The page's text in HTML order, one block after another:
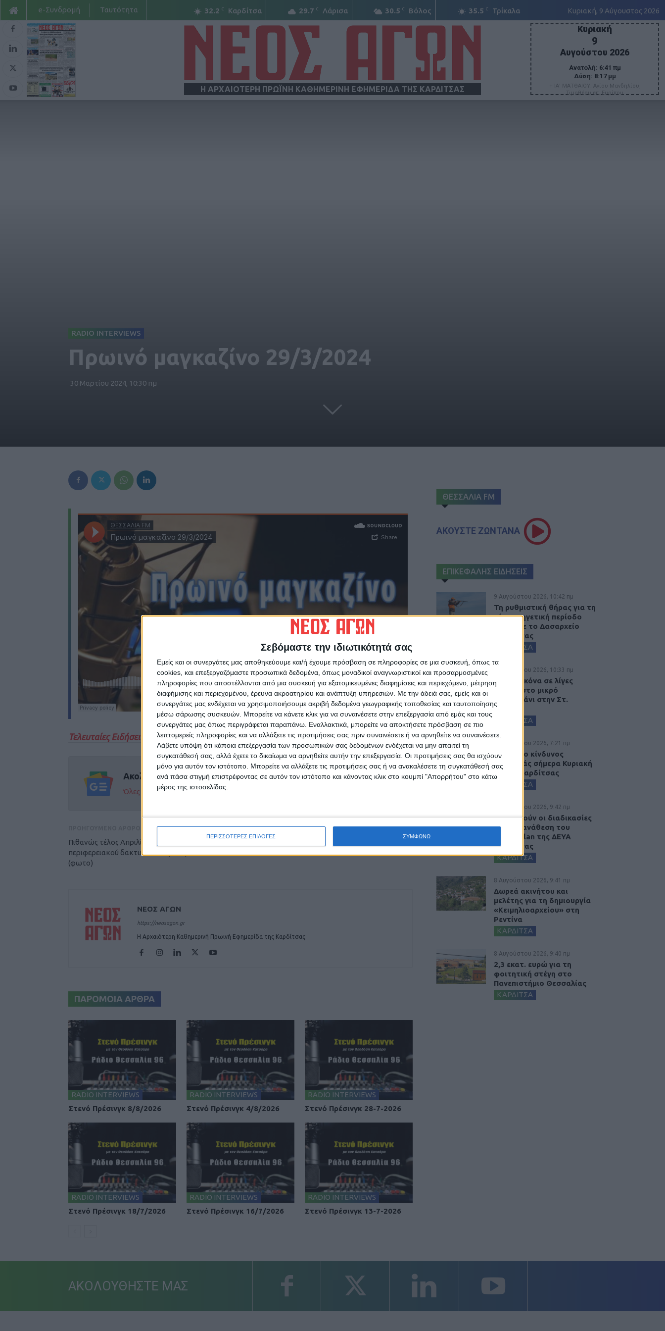
Σεβόμαστε την ιδιωτικότητά σας
Εμείς και οι συνεργάτες μας αποθηκεύουμε και/ή έχουμε πρόσβαση σε πληροφορίες σε μια συσκευή, όπως τα
cookies, και επεξεργαζόμαστε προσωπικά δεδομένα, όπως μοναδικοί αναγνωριστικοί και προσαρμοσμένες
πληροφορίες που αποστέλλονται από μια συσκευή για εξατομικευμένες διαφημίσεις και περιεχόμενο, μέτρηση
διαφήμισης και περιεχομένου, έρευνα ακροατηρίου και ανάπτυξη υπηρεσιών. Με την άδειά σας, εμείς και οι
συνεργάτες μας ενδέχεται να χρησιμοποιήσουμε ακριβή δεδομένα γεωγραφικής τοποθεσίας και ταυτοποίησης
μέσω σάρωσης συσκευών. Μπορείτε να κάνετε κλικ για να συναινέσετε στην επεξεργασία από εμάς και τους
συνεργάτες μας όπως περιγράφεται παραπάνω. Εναλλακτικά, μπορείτε να αποκτήσετε πρόσβαση σε πιο
λεπτομερείς πληροφορίες και να αλλάξετε τις προτιμήσεις σας πριν συναινέσετε ή να αρνηθείτε να συναινέσετε.
Λάβετε υπόψη ότι κάποια επεξεργασία των προσωπικών σας δεδομένων ενδέχεται να μην απαιτεί τη
συγκατάθεσή σας, αλλά έχετε το δικαίωμα να αρνηθείτε αυτήν την επεξεργασία. Οι προτιμήσεις σας θα ισχύουν
μόνο για αυτόν τον ιστότοπο. Μπορείτε να αλλάξετε τις προτιμήσεις σας ή να ανακαλέσετε τη συγκατάθεσή σας
ανά πάσα στιγμή επιστρέφοντας σε αυτόν τον ιστότοπο και κάνοντας κλικ στο κουμπί "Απορρήτου" στο κάτω
μέρος της ιστοσελίδας.
ΠΕΡΙΣΣΟΤΕΡΕΣ ΕΠΙΛΟΓΕΣ ΣΥΜΦΩΝΩ
32.2 C Καρδίτσα 29.7 C Λάρισα 30.5 C Βόλος 35.5 C Τρίκαλα Κυριακή, 9 Αύγουστος 2026
e-Συνδρομή Ταυτότητα
Η ΑΡΧΑΙΟΤΕΡΗ ΠΡΩΪΝΗ ΚΑΘΗΜΕΡΙΝΗ ΕΦΗΜΕΡΙΔΑ ΤΗΣ ΚΑΡΔΙΤΣΑΣ
Κυριακή
9
Αυγούστου 2026
Ανατολή: 6:41 πμ
Δύση: 8:17 μμ
+ ΙΑ' ΜΑΤΘΑΙΟΥ. Αγίου Μανδηλίου,
Τιμοθέου επ. Ευρίπου
RADIO INTERVIEWS
Πρωινό μαγκαζίνο 29/3/2024
30 Μαρτίου 2024, 10:30 πμ
Τελευταίες Ειδήσεις Σήμερα
Ακολούθησε την εφημερίδα ΝΕΟΣ ΑΓΩΝ στο Google News!
Όλες οι εξελίξεις στην περιοχή της Καρδίτσας και ευρύτερα της Θεσσαλίας
Πιθανώς τέλος Απριλίου η ολοκλήρωση του
περιφερειακού δακτυλίου στην Καρδίτσα
(φωτο)
ΕΠΟΜΕΝΟ ΑΡΘΡΟ
ΝΕΟΣ ΑΓΩΝ
https://neosagon.gr
Η Αρχαιότερη Καθημερινή Πρωινή Εφημερίδα της Καρδίτσας
ΠΑΡΟΜΟΙΑ ΑΡΘΡΑ
RADIO INTERVIEWS
Στενό Πρέσινγκ 8/8/2026
RADIO INTERVIEWS
Στενό Πρέσινγκ 4/8/2026
RADIO INTERVIEWS
Στενό Πρέσινγκ 28-7-2026
RADIO INTERVIEWS
Στενό Πρέσινγκ 18/7/2026
RADIO INTERVIEWS
Στενό Πρέσινγκ 16/7/2026
RADIO INTERVIEWS
Στενό Πρέσινγκ 13-7-2026
ΘΕΣΣΑΛΙΑ FM
ΑΚΟΥΣΤΕ ΖΩΝΤΑΝΑ
ΕΠΙΚΕΦΑΛΗΣ ΕΙΔΗΣΕΙΣ
9 Αυγούστου 2026, 10:42 πμ
Τη ρυθμιστική θήρας για τη
νέα κυνηγετική περίοδο
εξέδωσε το Δασαρχείο
Καρδίτσας
ΚΑΡΔΙΤΣΑ
9 Αυγούστου 2026, 10:33 πμ
Η ίδια εικόνα σε λίγες
ημέρες στο μικρό
συντριβάνι στην Στ.
Λάππα...
ΚΑΡΔΙΤΣΑ
9 Αυγούστου 2026, 7:21 πμ
Υψηλός ο κίνδυνος
πυρκαγιάς σήμερα Κυριακή
στο Ν. Καρδίτσας
ΚΑΡΔΙΤΣΑ
8 Αυγούστου 2026, 9:42 πμ
Προχωρούν οι διαδικασίες
για την ανάθεση του
masterplan της ΔΕΥΑ
Καρδίτσας
ΚΑΡΔΙΤΣΑ
8 Αυγούστου 2026, 9:41 πμ
Δωρεά ακινήτου και
μελέτης για τη δημιουργία
«Κειμηλιοαρχείου» στη
Ρεντίνα
ΚΑΡΔΙΤΣΑ
8 Αυγούστου 2026, 9:40 πμ
2,3 εκατ. ευρώ για τη
φοιτητική στέγη στο
Πανεπιστήμιο Θεσσαλίας
ΚΑΡΔΙΤΣΑ
ΑΚΟΛΟΥΘΗΣΤΕ ΜΑΣ